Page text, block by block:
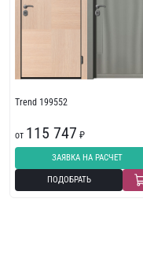
Trend 199552
от 115 747 ₽
ЗАЯВКА НА РАСЧЕТ
ПОДОБРАТЬ